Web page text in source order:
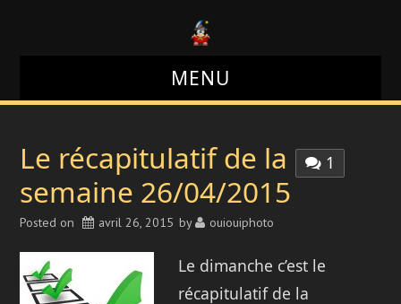
MENU
LE SITE
LE FORUM
LES PHOTOS
1
Le récapitulatif de la
semaine 26/04/2015
Posted on avril 26, 2015 by ouiouiphoto
Le dimanche c’est le
récapitulatif de la